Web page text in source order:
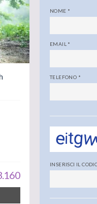
NOME *
EMAIL *
TELEFONO *
INSERISCI IL